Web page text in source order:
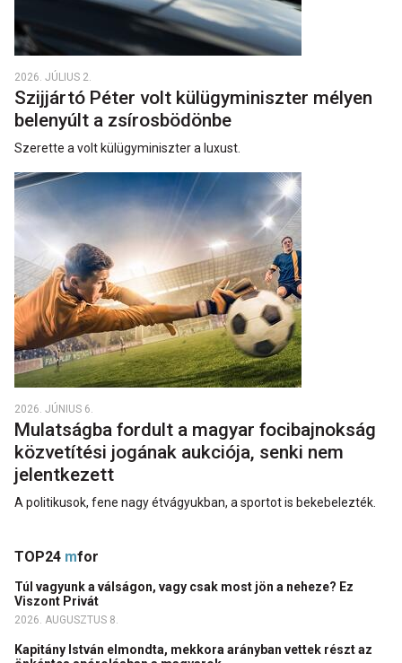
2026. JÚLIUS 2.
Szijjártó Péter volt külügyminiszter mélyen
belenyúlt a zsírosbödönbe
Szerette a volt külügyminiszter a luxust.
2026. JÚNIUS 6.
Mulatságba fordult a magyar focibajnokság
közvetítési jogának aukciója, senki nem
jelentkezett
A politikusok, fene nagy étvágyukban, a sportot is bekebelezték.
TOP24 mfor
Túl vagyunk a válságon, vagy csak most jön a neheze? Ez
Viszont Privát
2026. AUGUSZTUS 8.
Kapitány István elmondta, mekkora arányban vettek részt az